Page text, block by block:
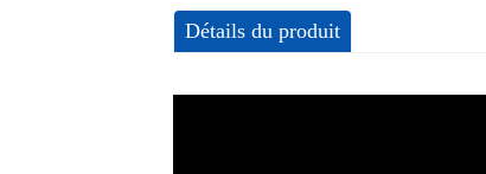
Détails du produit